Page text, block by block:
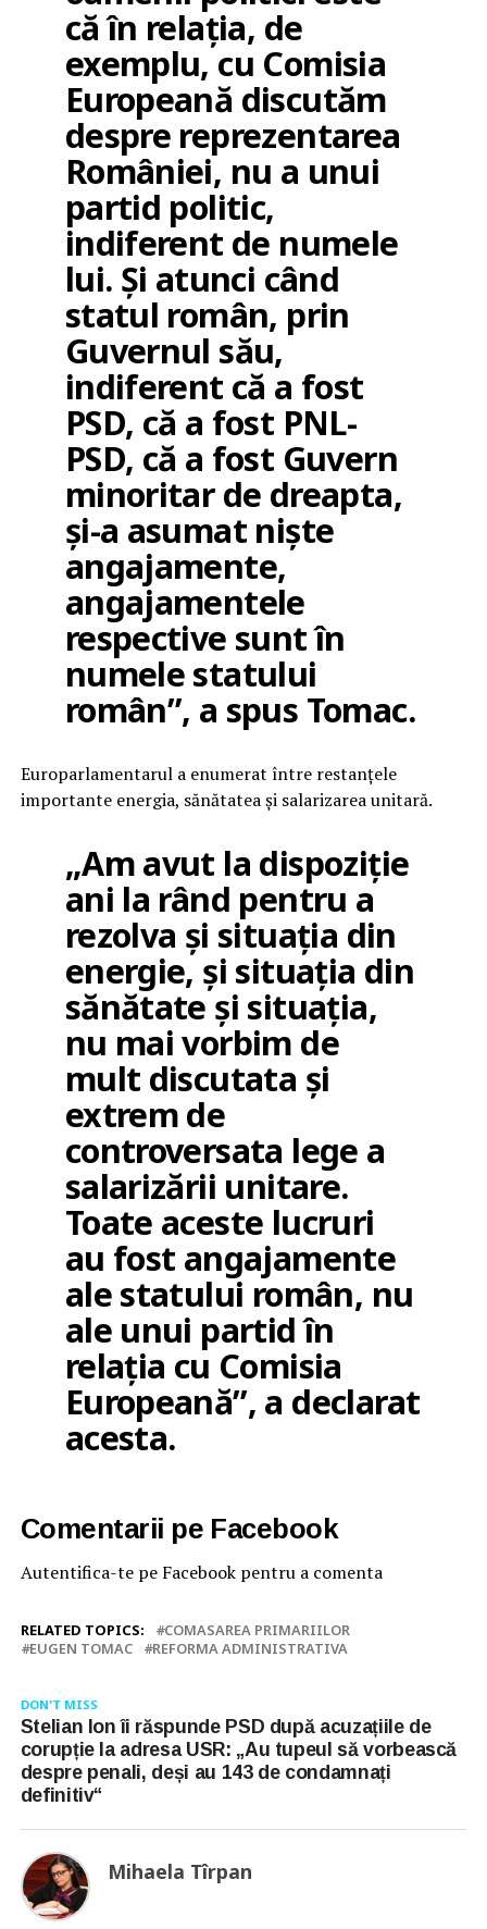
că în relația, de
exemplu, cu Comisia
Europeană discutăm
despre reprezentarea
României, nu a unui
partid politic,
indiferent de numele
lui. Și atunci când
statul român, prin
Guvernul său,
indiferent că a fost
PSD, că a fost PNL-
PSD, că a fost Guvern
minoritar de dreapta,
și-a asumat niște
angajamente,
angajamentele
respective sunt în
numele statului
român”, a spus Tomac.
Europarlamentarul a enumerat între restanțele
importante energia, sănătatea și salarizarea unitară.
„Am avut la dispoziție
ani la rând pentru a
rezolva și situația din
energie, și situația din
sănătate și situația,
nu mai vorbim de
mult discutata și
extrem de
controversata lege a
salarizării unitare.
Toate aceste lucruri
au fost angajamente
ale statului român, nu
ale unui partid în
relația cu Comisia
Europeană”, a declarat
acesta.
Comentarii pe Facebook
Autentifica-te pe Facebook pentru a comenta
RELATED TOPICS:
COMASAREA PRIMARIILOR
EUGEN TOMAC
REFORMA ADMINISTRATIVA
DON'T MISS
Stelian Ion îi răspunde PSD după acuzațiile de
corupție la adresa USR: „Au tupeul să vorbească
despre penali, deși au 143 de condamnați
definitiv“
Mihaela Tîrpan